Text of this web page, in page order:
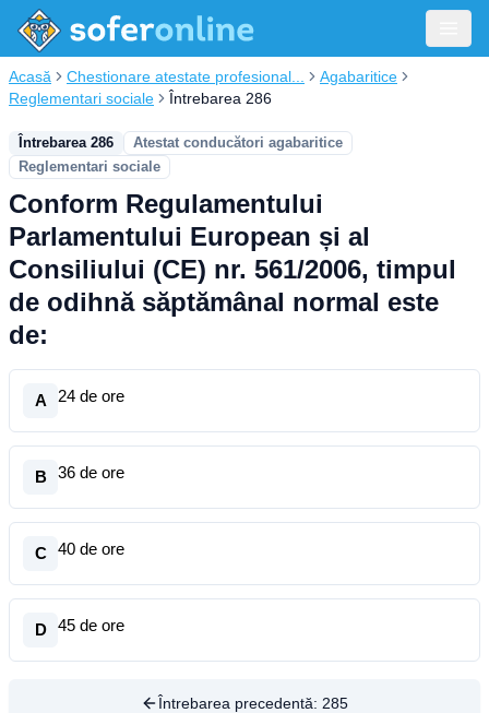
Acasă Chestionare atestate profesional...
Agabaritice
Reglementari sociale
Întrebarea 286
Întrebarea 286
Atestat conducători agabaritice
Reglementari sociale
Conform Regulamentului
Parlamentului European și al
Consiliului (CE) nr. 561/2006, timpul
de odihnă săptămânal normal este
de:
A 24 de ore
B 36 de ore
C 40 de ore
D 45 de ore
Întrebarea precedentă: 285